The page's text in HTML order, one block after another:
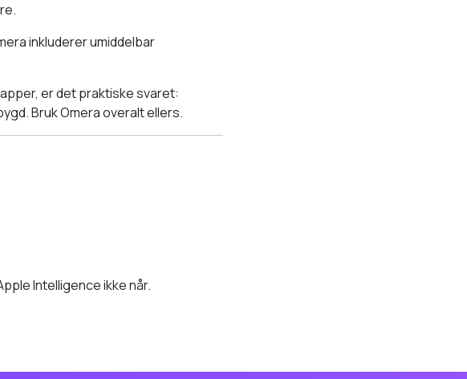
inkluderer umiddelbar
er det praktiske svaret:
Bruk Omera overalt ellers.
Intelligence ikke når.